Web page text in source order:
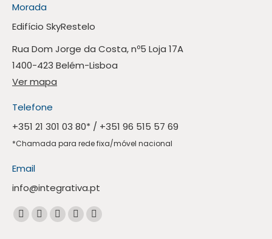
Morada
Edifício SkyRestelo
Rua Dom Jorge da Costa, nº5 Loja 17A
1400-423 Belém-Lisboa
Ver mapa
Telefone
+351 21 301 03 80* / +351 96 515 57 69
*Chamada para rede fixa/móvel nacional
Email
info@integrativa.pt
Encontre-nos em:
A
A
A
A
A